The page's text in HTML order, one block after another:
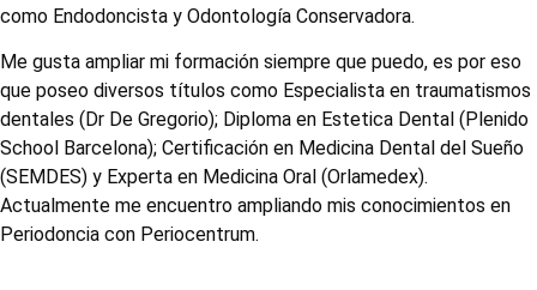
como Endodoncista y Odontología Conservadora.
Me gusta ampliar mi formación siempre que puedo, es por eso
que poseo diversos títulos como Especialista en traumatismos
dentales (Dr De Gregorio); Diploma en Estetica Dental (Plenido
School Barcelona); Certificación en Medicina Dental del Sueño
(SEMDES) y Experta en Medicina Oral (Orlamedex).
Actualmente me encuentro ampliando mis conocimientos en
Periodoncia con Periocentrum.